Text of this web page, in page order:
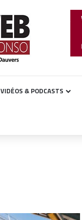
VIDÉOS & PODCASTS